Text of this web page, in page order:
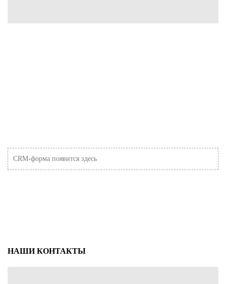
CRM-форма появится здесь
НАШИ КОНТАКТЫ